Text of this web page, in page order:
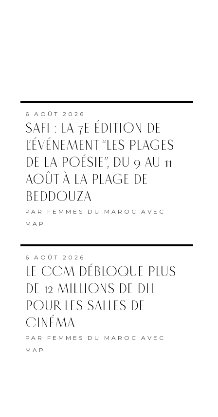
6 AOÛT 2026
SAFI : LA 7E ÉDITION DE
L’ÉVÉNEMENT “LES PLAGES
DE LA POÉSIE”, DU 9 AU 11
AOÛT À LA PLAGE DE
BEDDOUZA
PAR FEMMES DU MAROC AVEC
MAP
6 AOÛT 2026
LE CCM DÉBLOQUE PLUS
DE 12 MILLIONS DE DH
POUR LES SALLES DE
CINÉMA
PAR FEMMES DU MAROC AVEC
MAP